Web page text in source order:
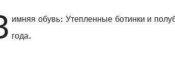
имняя обувь: Утепленные ботинки и
года.